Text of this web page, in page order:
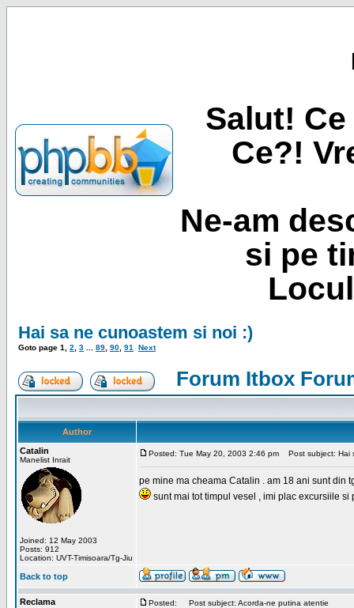
Salut!
Ce?!
Ne-am
si pe
Hai sa ne cunoastem si noi :)
Goto page 1 2 3 89 90 91 Next
Forum Itbox
Author
Catalin
Manelist Inrait
Joined: 12 May 2003
Posts: 912
Location: UVT-Timisoara/Tg-Jiu
Posted: Tue May 20, 2003 2:46 pm Post subject: Hai
pe mine ma cheama Catalin . am 18 ani sunt din
sunt mai tot timpul vesel , imi plac excursiile
Back to top
Reclama Posted: Post subject: Acorda-ne putina atentie